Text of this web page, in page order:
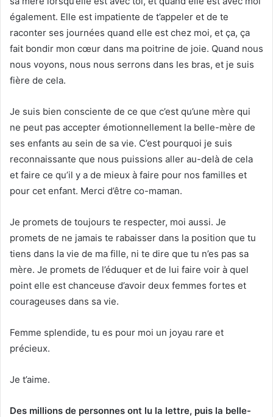
également. Elle est impatiente de t’appeler et de te
raconter ses journées quand elle est chez moi, et ça, ça
fait bondir mon cœur dans ma poitrine de joie. Quand nous
nous voyons, nous nous serrons dans les bras, et je suis
fière de cela.
Je suis bien consciente de ce que c’est qu’une mère qui
ne peut pas accepter émotionnellement la belle-mère de
ses enfants au sein de sa vie. C’est pourquoi je suis
reconnaissante que nous puissions aller au-delà de cela
et faire ce qu’il y a de mieux à faire pour nos familles et
pour cet enfant. Merci d’être co-maman.
Je promets de toujours te respecter, moi aussi. Je
promets de ne jamais te rabaisser dans la position que tu
tiens dans la vie de ma fille, ni te dire que tu n’es pas sa
mère. Je promets de l’éduquer et de lui faire voir à quel
point elle est chanceuse d’avoir deux femmes fortes et
courageuses dans sa vie.
Femme splendide, tu es pour moi un joyau rare et
précieux.
Je t’aime.
Des millions de personnes ont lu la lettre, puis la belle-